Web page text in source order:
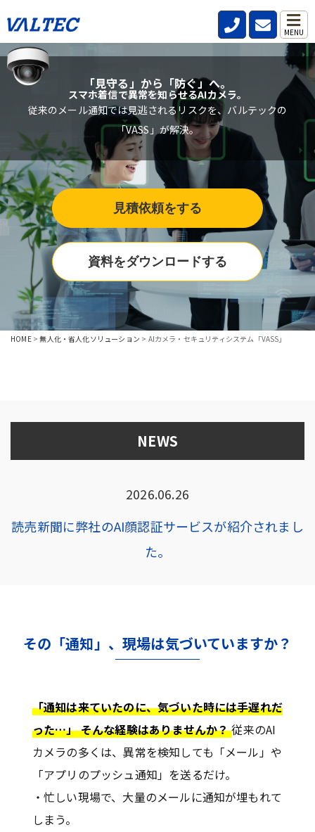
MENU
HOME>無人化・省人化ソリューション > AIカメラ・セキュリティシステム「VASS」
「見守る」から「防ぐ」へ。
スマホ着信で異常を知らせるAIカメラ。
従来のメール通知では見逃されるリスクを、バルテックの
「VASS」が解決。
見積依頼をする
資料をダウンロードする
NEWS
2026.06.26
読売新聞に弊社のAI顔認証サービスが紹介されまし
た。
その「通知」、現場は気づいていますか？
「通知は来ていたのに、気づいた時には手遅れだ
った…」 そんな経験はありませんか？従来のAI
カメラの多くは、異常を検知しても「メール」や
「アプリのプッシュ通知」を送るだけ。
・忙しい現場で、大量のメールに通知が埋もれて
しまう。